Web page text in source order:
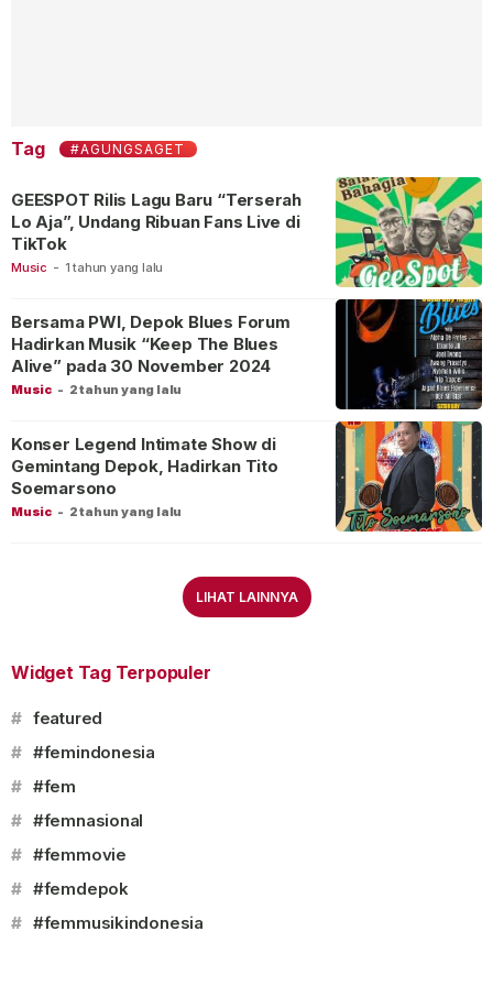
Tag #AGUNGSAGET
Music - 1 tahun yang lalu
GEESPOT Rilis Lagu Baru “Terserah
Lo Aja”, Undang Ribuan Fans Live di
TikTok
Music - 2 tahun yang lalu
Bersama PWI, Depok Blues Forum
Hadirkan Musik “Keep The Blues
Alive” pada 30 November 2024
Music - 2 tahun yang lalu
Konser Legend Intimate Show di
Gemintang Depok, Hadirkan Tito
Soemarsono
LIHAT LAINNYA
Widget Tag Terpopuler
# featured
# #femindonesia
# #fem
# #femnasional
# #femmovie
# #femdepok
# #femmusikindonesia